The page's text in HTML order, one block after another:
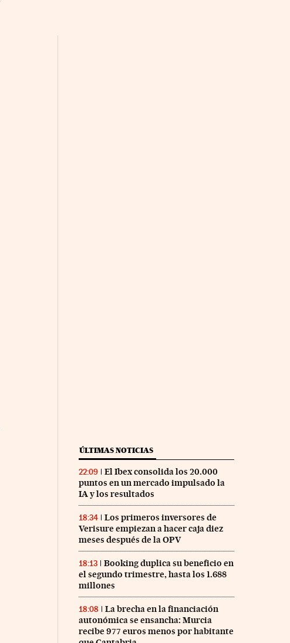
ÚLTIMAS NOTICIAS
22:09
El Ibex consolida los 20.000
puntos en un mercado impulsado la
IA y los resultados
18:34
Los primeros inversores de
Verisure empiezan a hacer caja diez
meses después de la OPV
18:13
Booking duplica su beneficio en
el segundo trimestre, hasta los 1.688
millones
18:08
La brecha en la financiación
autonómica se ensancha: Murcia
recibe 977 euros menos por habitante